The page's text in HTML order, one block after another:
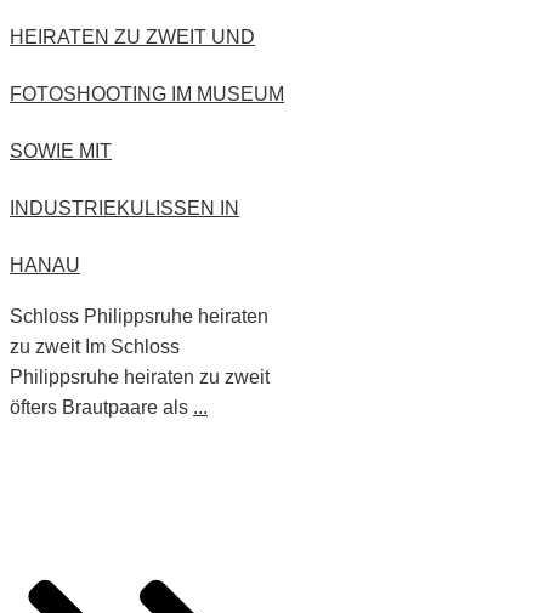
HEIRATEN ZU ZWEIT UND
FOTOSHOOTING IM MUSEUM
SOWIE MIT
INDUSTRIEKULISSEN IN
HANAU
Schloss Philippsruhe heiraten
zu zweit Im Schloss
Philippsruhe heiraten zu zweit
öfters Brautpaare als ...